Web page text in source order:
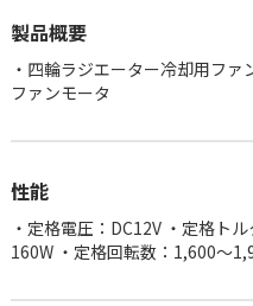
製品概要
・四輪ラジエーター冷却用フ
ファンモータ
性能
・定格電圧：DC12V ・定格ト
160W ・定格回転数：1,600～